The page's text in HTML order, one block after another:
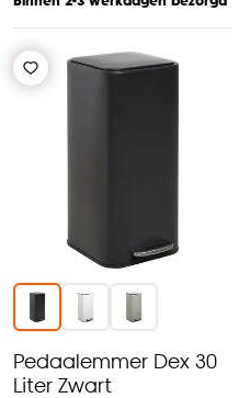
Pedaalemmer Dex 30
Liter Zwart